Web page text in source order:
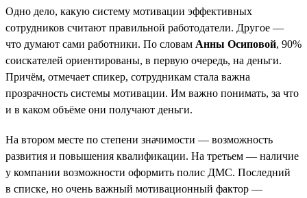
Одно дело, какую систему мотивации эффективных
сотрудников считают правильной работодатели. Другое —
что думают сами работники. По словам Анны Осиповой, 90%
соискателей ориентированы, в первую очередь, на деньги.
Причём, отмечает спикер, сотрудникам стала важна
прозрачность системы мотивации. Им важно понимать, за что
и в каком объёме они получают деньги.
На втором месте по степени значимости — возможность
развития и повышения квалификации. На третьем — наличие
у компании возможности оформить полис ДМС. Последний
в списке, но очень важный мотивационный фактор —